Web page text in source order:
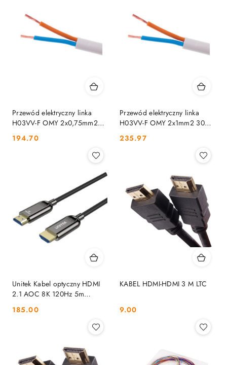
Przewód elektryczny linka
H03VV-F OMY 2x0,75mm2
300V ELEKTROKABEL 100m
ELEKTROKABEL
Cena:
194.70
Przewód elektryczny linka
H03VV-F OMY 2x1mm2 300V
ELEKTROKABEL biały 100m
ELEKTROKABEL
Cena:
235.97
Unitek Kabel optyczny HDMI
2.1 AOC 8K 120Hz 5m
Cena:
185.00
KABEL HDMI-HDMI 3 M LTC
Cena:
9.00